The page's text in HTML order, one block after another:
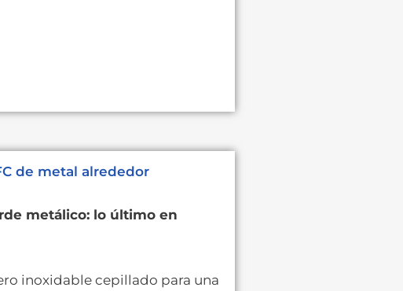
de metal alrededor
metálico: lo último en
inoxidable cepillado para una